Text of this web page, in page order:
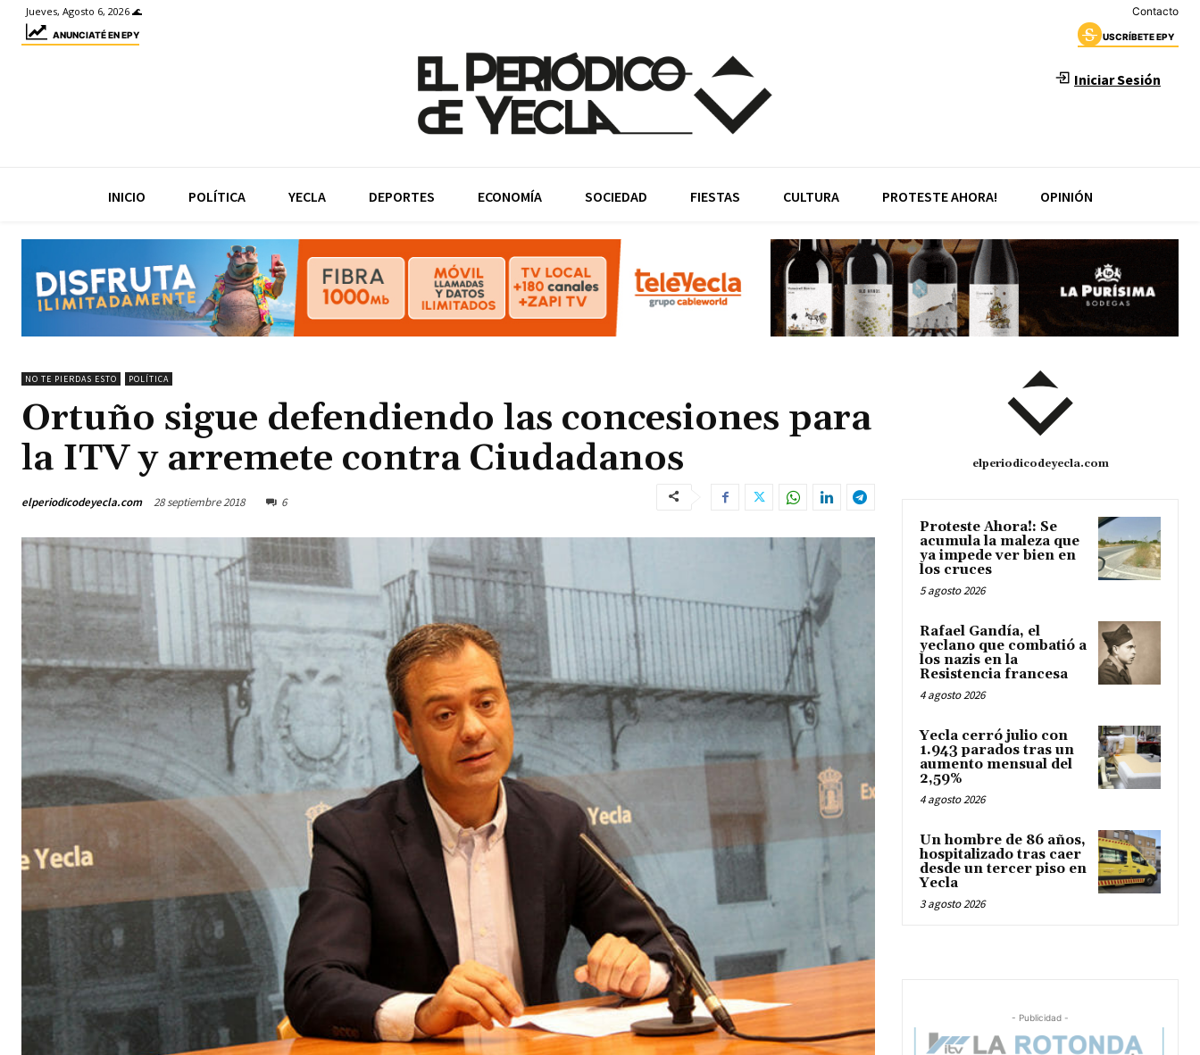
Jueves, Agosto 6, 2026 🌊 Contacto
ANUNCIATÉ EN EPY USCRÍBETE EPY
Iniciar Sesión
INICIO POLÍTICA YECLA DEPORTES ECONOMÍA SOCIEDAD FIESTAS CULTURA PROTESTE AHORA! OPINIÓN
NO TE PIERDAS ESTO POLÍTICA
Ortuño sigue defendiendo las concesiones para
la ITV y arremete contra Ciudadanos
elperiodicodeyecla.com 28 septiembre 2018 6
elperiodicodeyecla.com
Proteste Ahora!: Se
acumula la maleza que
ya impede ver bien en
los cruces
5 agosto 2026
Rafael Gandía, el
yeclano que combatió a
los nazis en la
Resistencia francesa
4 agosto 2026
Yecla cerró julio con
1.943 parados tras un
aumento mensual del
2,59%
4 agosto 2026
Un hombre de 86 años,
hospitalizado tras caer
desde un tercer piso en
Yecla
3 agosto 2026
- Publicidad -